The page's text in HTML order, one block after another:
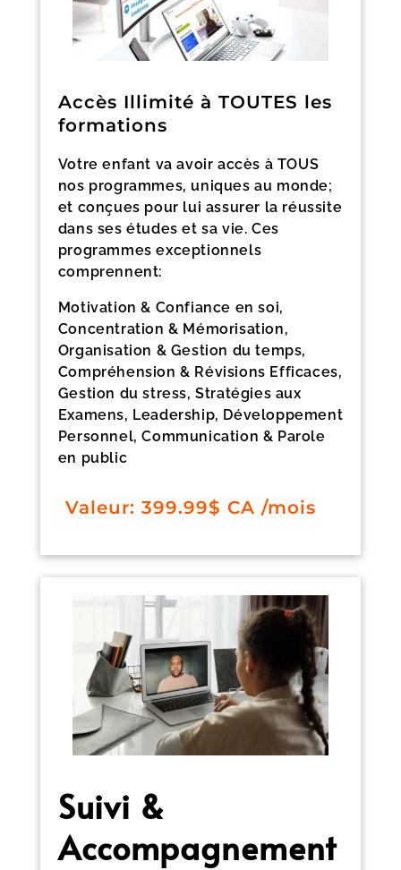
Accès Illimité à TOUTES les
formations
Votre enfant va avoir accès à TOUS
nos programmes, uniques au monde;
et conçues pour lui assurer la réussite
dans ses études et sa vie. Ces
programmes exceptionnels
comprennent:
Motivation & Confiance en soi,
Concentration & Mémorisation,
Organisation & Gestion du temps,
Compréhension & Révisions Efficaces,
Gestion du stress, Stratégies aux
Examens, Leadership, Développement
Personnel, Communication & Parole
en public
Valeur: 399.99$ CA /mois
Suivi &
Accompagnement